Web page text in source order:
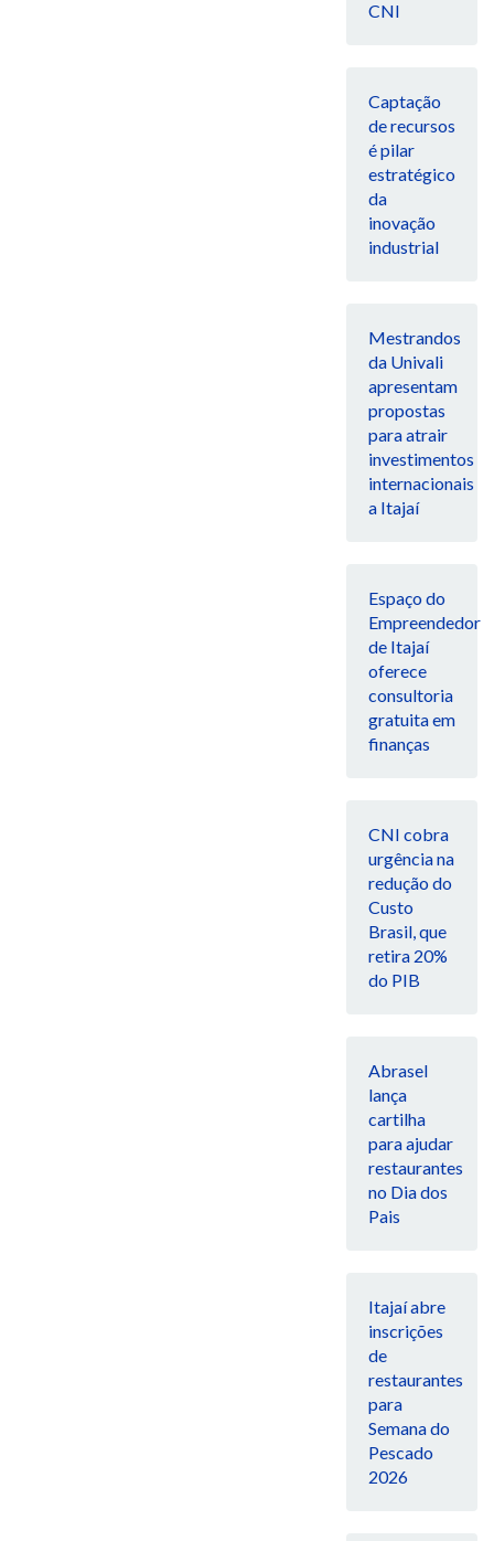
CNI
Captação
de recursos
é pilar
estratégico
da
inovação
industrial
Mestrandos
da Univali
apresentam
propostas
para atrair
investimentos
internacionais
a Itajaí
Espaço do
Empreendedor
de Itajaí
oferece
consultoria
gratuita em
finanças
CNI cobra
urgência na
redução do
Custo
Brasil, que
retira 20%
do PIB
Abrasel
lança
cartilha
para ajudar
restaurantes
no Dia dos
Pais
Itajaí abre
inscrições
de
restaurantes
para
Semana do
Pescado
2026